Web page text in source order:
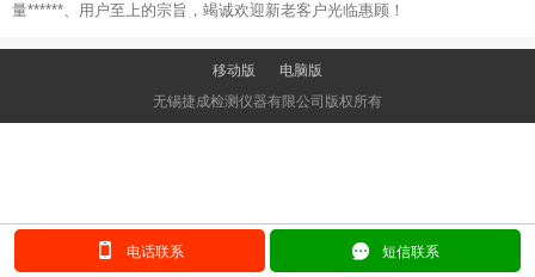
量******、用户至上的宗旨，竭诚欢迎新老客户光临惠顾！
移动版
电脑版
无锡捷成检测仪器有限公司版权所有
󰂢 电话联系 󰄲 短信联系